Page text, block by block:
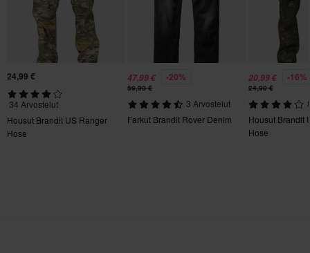
170 x 320 x 100 mm
140 x 330 x 75 mm
24,99 €
34 Arvostelut
Housut Brandit US Ranger
Hose
47,99 € -20%
59,90 €
3 Arvostelut
Farkut Brandit Rover Denim
20,99 € -16%
24,90 €
Housut Brandit
Hose